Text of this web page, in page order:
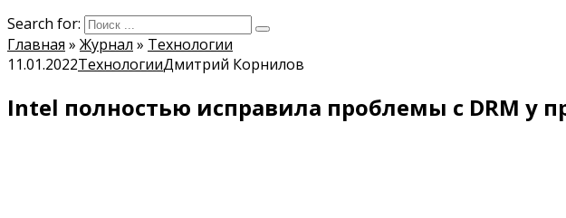
Search for:
Главная » Журнал » Технологии
11.01.2022ТехнологииДмитрий Корнилов
Intel полностью исправила проблемы с DRM у